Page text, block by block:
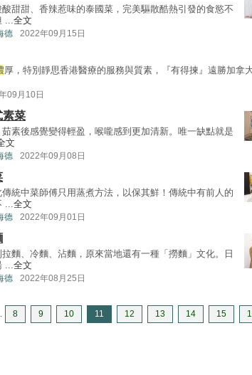
甜甜、香辣惹味的泰國菜，完美驅散酷熱引發的食慾不
...全文
德 2022年09月15日
厚，特別靜思香港醫療的服務與質素，『有得揀』遠勝加拿
09月10日
素菜
茹素後感覺變得輕盈，喉嚨感到更加清新。唯一缺點就是
文
德 2022年09月08日
統中菜師傅只用蒸煮方法，以保其鮮！傳統中有前人的
...全文
德 2022年09月01日
麵、冷麵、沾麵，原來當地還有一種「撈麵」文化。日
...全文
德 2022年08月25日
8 9 10 11 12 13 14 15